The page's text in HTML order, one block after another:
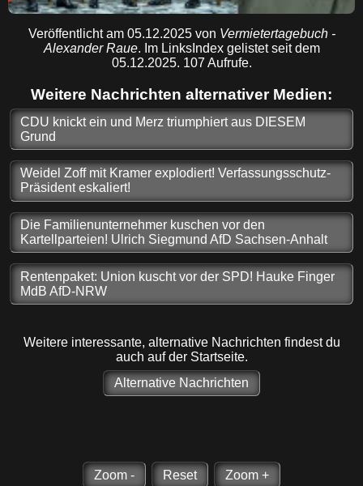
Veröffentlicht am 05.12.2025 von Vermietertagebuch -
Alexander Raue. Im LinksIndex gelistet seit dem
05.12.2025. 107 Aufrufe.
Weitere Nachrichten alternativer Medien:
CDU knickt ein und Merz triumphiert aus DIESEM
Grund
Weidel Zoff mit Kramer explodiert! Verfassungsschutz-
Präsident eskaliert!
Die Familienunternehmer kuschen vor den
Kartellparteien! Ulrich Siegmund AfD Sachsen-Anhalt
Rentenpaket: Union kuscht vor der SPD! Hauke Finger
MdB AfD-NRW
Weitere interessante, alternative Nachrichten findest du
auch auf der Startseite.
Alternative Nachrichten
Zoom - Reset Zoom +